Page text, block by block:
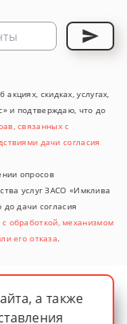
скидках, услугах,
и подтверждаю, что до
связанных с
дачи согласия
опросов
услуг ЗАСО «Имклива
дачи согласия
обработкой, механизмом
его отказа.
а также